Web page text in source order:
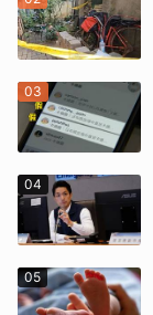
03
04
05